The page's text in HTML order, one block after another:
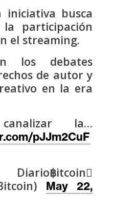
iniciativa busca
participación
el streaming.
los debates
de autor y
en la era
la…
pJJm2CuF
฿itcoin
May 22,